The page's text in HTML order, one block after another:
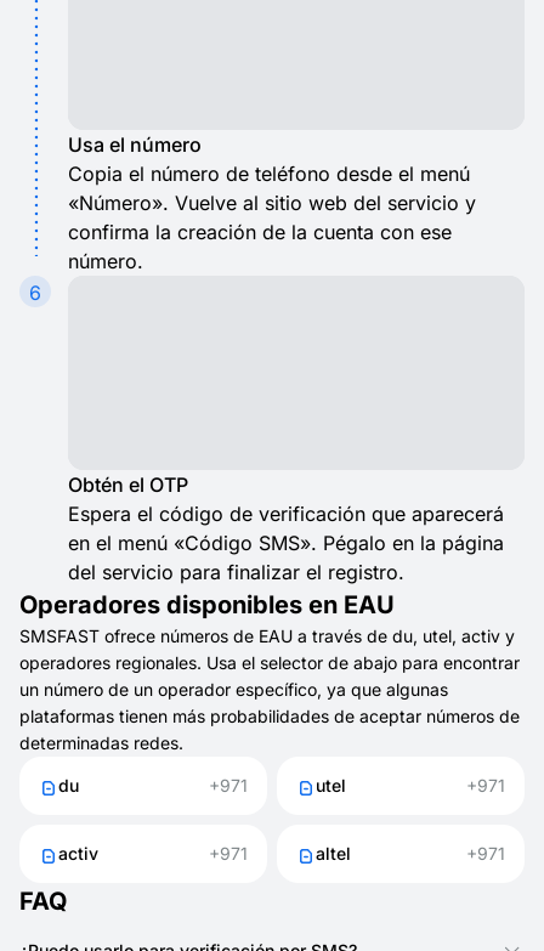
Usa el número
Copia el número de teléfono desde el menú
«Número». Vuelve al sitio web del servicio y
confirma la creación de la cuenta con ese
número.
6
Obtén el OTP
Espera el código de verificación que aparecerá
en el menú «Código SMS». Pégalo en la página
del servicio para finalizar el registro.
Operadores disponibles en EAU
SMSFAST ofrece números de EAU a través de du, utel, activ y
operadores regionales. Usa el selector de abajo para encontrar
un número de un operador específico, ya que algunas
plataformas tienen más probabilidades de aceptar números de
determinadas redes.
du +971 utel +971
activ +971 altel +971
FAQ